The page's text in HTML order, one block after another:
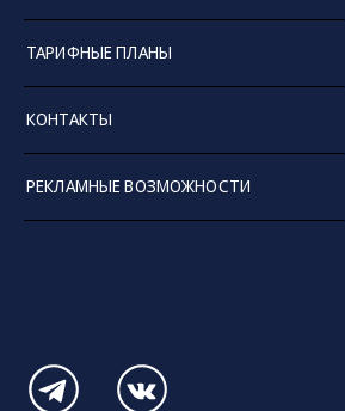
ТАРИФНЫЕ ПЛАНЫ
КОНТАКТЫ
РЕКЛАМНЫЕ ВОЗМОЖНОСТИ